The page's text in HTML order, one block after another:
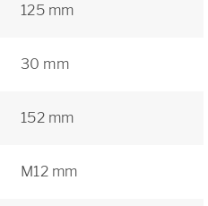
125 mm
30 mm
152 mm
M12 mm